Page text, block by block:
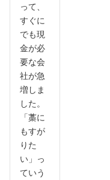
って、
すぐに
でも現
金が必
要な会
社が急
増しま
した。
「藁に
もすが
りた
い」っ
ていう